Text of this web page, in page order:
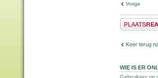
Vorige
Plaats een
Keer terug
WIE IS ER